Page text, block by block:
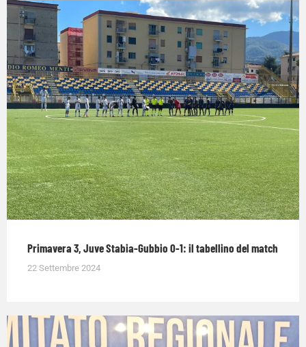
Primavera 3, Juve Stabia-Gubbio 0-1: il tabellino del match
22 Settembre 2024